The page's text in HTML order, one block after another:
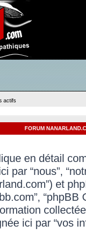
actifs
FORUM
en détail
par “nous”,
et
ici par “vos